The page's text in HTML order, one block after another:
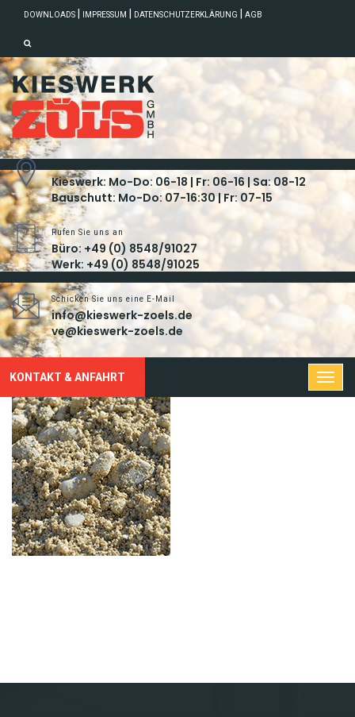
DOWNLOADS IMPRESSUM DATENSCHUTZERKLÄRUNG AGB
Kieswerk: Mo-Do: 06-18 | Fr: 06-16 | Sa: 08-12
Bauschutt: Mo-Do: 07-16:30 | Fr: 07-15
Rufen Sie uns an
Büro: +49 (0) 8548/91027
Werk: +49 (0) 8548/91025
Schicken Sie uns eine E-Mail
info@kieswerk-zoels.de
ve@kieswerk-zoels.de
KONTAKT & ANFAHRT